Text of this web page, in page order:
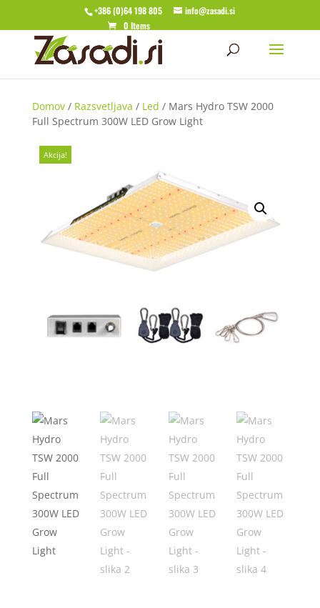
+386 (0)64 198 805
info@zasadi.si
0 Items
Domov/ Razsvetljava / Led / Mars Hydro TSW 2000
Full Spectrum 300W LED Grow Light
Akcija!